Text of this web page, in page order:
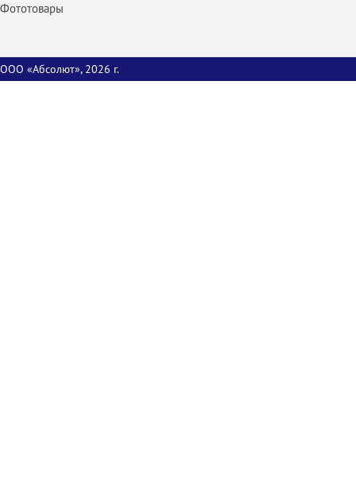
Фототовары
ООО «Абсолют», 2026 г.